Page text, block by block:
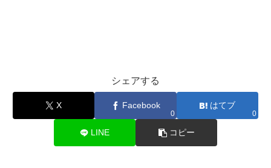
シェアする
X Facebook
0
はてブ
0
LINE コピー